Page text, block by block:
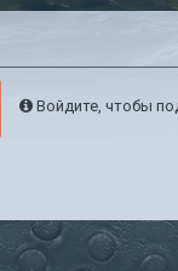
Войдите, чтобы